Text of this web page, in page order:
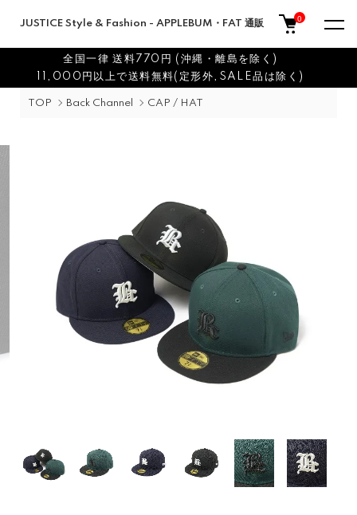
JUSTICE Style & Fashion - APPLEBUM・FAT 通販 0
全国一律 送料770円 (沖縄・離島を除く)
11,000円以上で送料無料(定形外,SALE品は除く)
TOP Back Channel CAP / HAT